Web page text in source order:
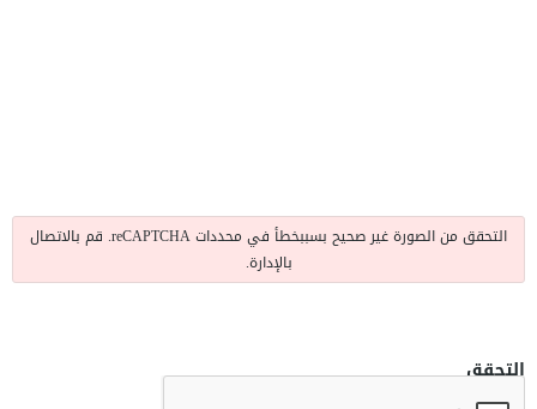
التحقق من الصورة غير صحيح بسببخطأ في محددات reCAPTCHA. قم بالاتصال
بالإدارة.
التحقق